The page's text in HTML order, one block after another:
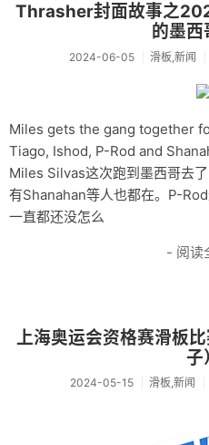
Thrasher封面故事之
的墨西
2024-06-05 滑板,新闻
Miles gets the gang together
Tiago, Ishod, P-Rod and
Miles Silvas这次跑到墨西哥去
有Shanahan等人也都在。P-
一直都还没怎么
- 阅读
上海奥运会资格赛滑板
子
2024-05-15 滑板,新闻